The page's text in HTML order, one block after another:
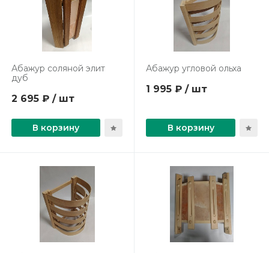
Абажур соляной элит
дуб
2 695 ₽ / шт
В корзину
Абажур угловой ольха
1 995 ₽ / шт
В корзину